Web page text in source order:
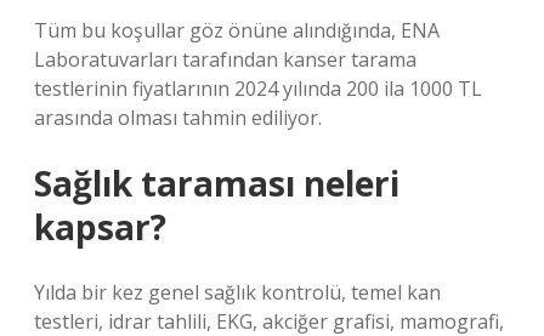
Tüm bu koşullar göz önüne alındığında, ENA
Laboratuvarları tarafından kanser tarama
testlerinin fiyatlarının 2024 yılında 200 ila 1000 TL
arasında olması tahmin ediliyor.
Sağlık taraması neleri
kapsar?
Yılda bir kez genel sağlık kontrolü, temel kan
testleri, idrar tahlili, EKG, akciğer grafisi, mamografi,